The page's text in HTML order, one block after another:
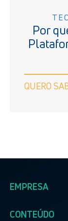
Por
QUERO
EMPRESA
CONTEÚDO